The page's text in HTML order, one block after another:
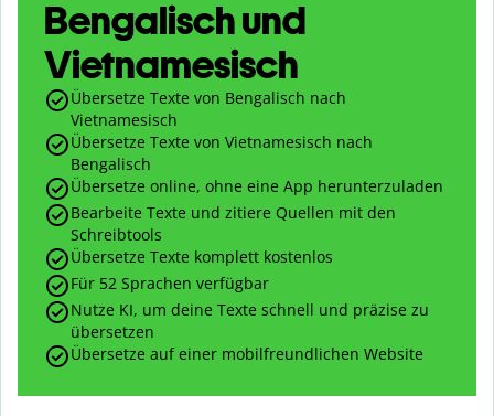
Bengalisch und
Vietnamesisch
Übersetze Texte von Bengalisch nach
Vietnamesisch
Übersetze Texte von Vietnamesisch nach
Bengalisch
Übersetze online, ohne eine App herunterzuladen
Bearbeite Texte und zitiere Quellen mit den
Schreibtools
Übersetze Texte komplett kostenlos
Für 52 Sprachen verfügbar
Nutze KI, um deine Texte schnell und präzise zu
übersetzen
Übersetze auf einer mobilfreundlichen Website